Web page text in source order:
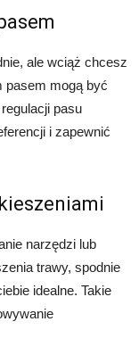
ale wciąż chcesz
pasem mogą być
pasu
i zapewnić
narzędzi lub
trawy, spodnie
idealne. Takie